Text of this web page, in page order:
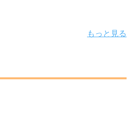
もっと見る